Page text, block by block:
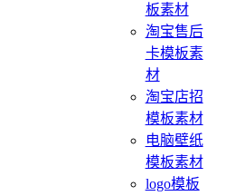
板素材
淘宝售后
卡模板素
材
淘宝店招
模板素材
电脑壁纸
模板素材
logo模板